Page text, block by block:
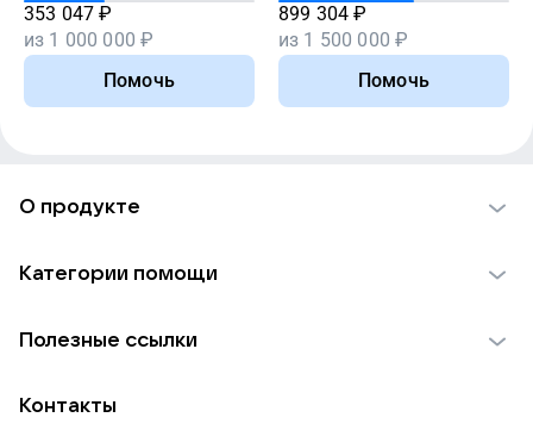
353 047 ₽
из 1 000 000 ₽
Помочь
899 304 ₽
из 1 500 000 ₽
Помочь
О продукте
Использование материалов
Для НКО
Категории помощи
Пожилым
Полезные ссылки
Контакты